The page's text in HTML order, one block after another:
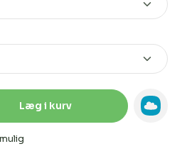
Indtast den
Læg i kurv